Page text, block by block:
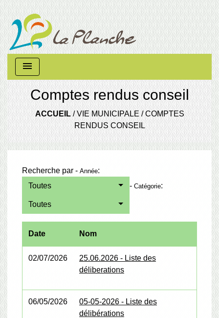
menu
Comptes rendus conseil
ACCUEIL/VIE MUNICIPALE/COMPTES
RENDUS CONSEIL
Recherche par - Année:
Toutes
- Catégorie:
Toutes
Date Nom
02/07/2026
25.06.2026 - Liste des
déliberations
06/05/2026
05-05-2026 - Liste des
délibérations